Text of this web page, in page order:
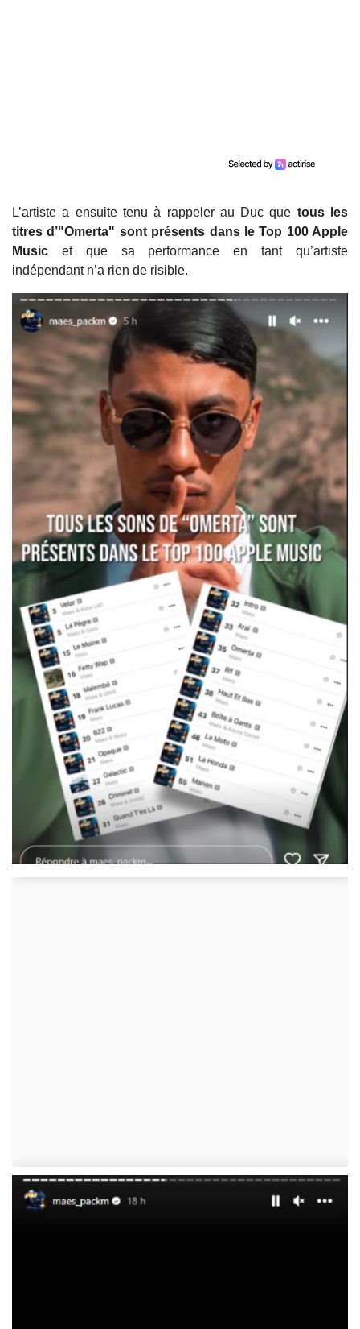
L’artiste a ensuite tenu à rappeler au Duc que tous les
titres d’"Omerta" sont présents dans le Top 100 Apple
Music et que sa performance en tant qu’artiste
indépendant n’a rien de risible.